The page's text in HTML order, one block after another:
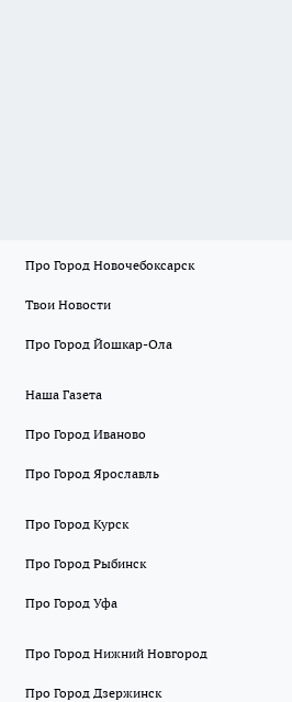
Про Город Новочебоксарск
Твои Новости
Про Город Йошкар-Ола
Наша Газета
Про Город Иваново
Про Город Ярославль
Про Город Курск
Про Город Рыбинск
Про Город Уфа
Про Город Нижний Новгород
Про Город Дзержинск